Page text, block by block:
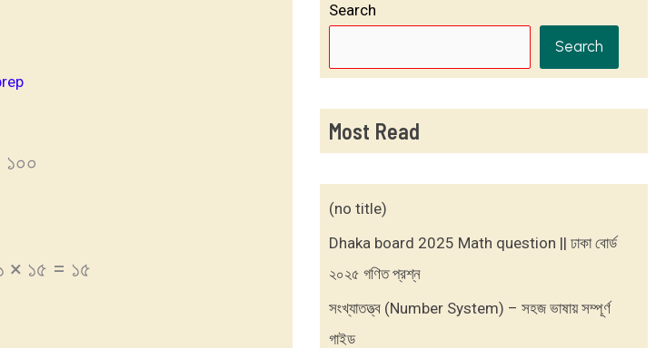
১ × ১৫ = ১৫
Search
Search
Most Read
(no title)
Dhaka board 2025 Math question || ঢাকা বোর্ড
২০২৫ গণিত প্রশ্ন
সংখ্যাতত্ত্ব (Number System) – সহজ ভাষায় সম্পূর্ণ
গাইড